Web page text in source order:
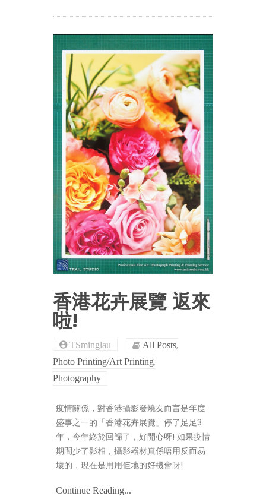
香港花卉展覽 返來
啦!
TSminglau All Posts,
Photo Printing/Art Printing,
Photography
疫情關係，對香港攝影發燒友而言是年度
盛事之一的「香港花卉展覽」停了足足3
年，今年終於回歸了，好開心呀! 如果疫情
期間少了影相，攝影器材真係唔用反而易
壞的，現在是用用佢地的好機會呀!
Continue Reading...